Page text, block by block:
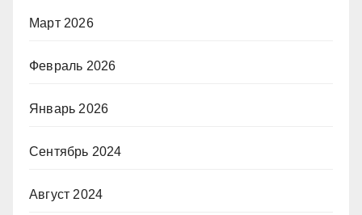
Март 2026
Февраль 2026
Январь 2026
Сентябрь 2024
Август 2024